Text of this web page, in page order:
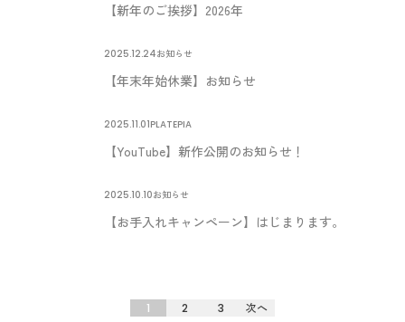
【新年のご挨拶】2026年
2025.12.24お知らせ
【年末年始休業】お知らせ
2025.11.01PLATEPIA
【YouTube】新作公開のお知らせ！
2025.10.10お知らせ
【お手入れキャンペーン】はじまります。
1 2 3 次へ